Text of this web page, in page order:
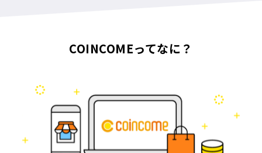
COINCOMEってなに？